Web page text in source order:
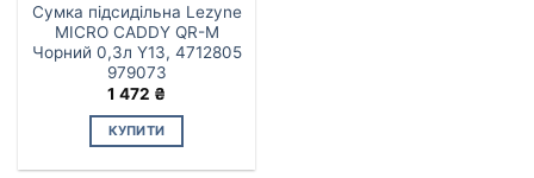
Сумка підсидільна Lezyne
MICRO CADDY QR-M
Чорний 0,3л Y13, 4712805
979073
1 472 ₴
КУПИТИ